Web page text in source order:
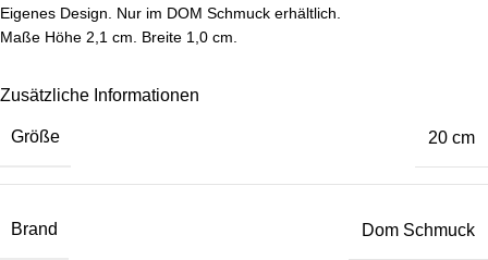
Eigenes Design. Nur im DOM Schmuck erhältlich.
Maße Höhe 2,1 cm. Breite 1,0 cm.
Zusätzliche Informationen
Größe 20 cm
Brand Dom Schmuck